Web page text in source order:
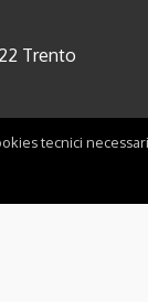
Trento
tecnici